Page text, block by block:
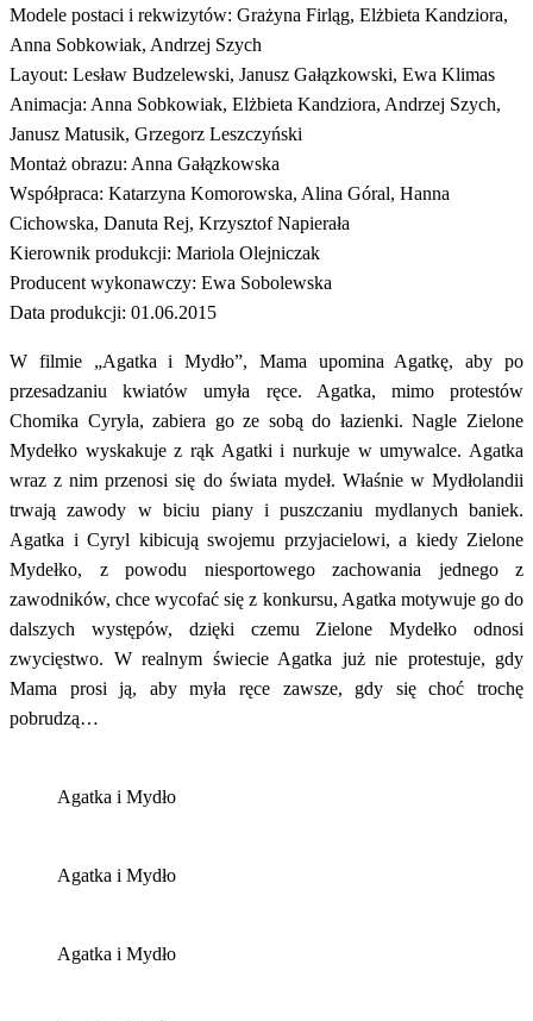
Modele postaci i rekwizytów: Grażyna Firląg, Elżbieta Kandziora,
Anna Sobkowiak, Andrzej Szych
Layout: Lesław Budzelewski, Janusz Gałązkowski, Ewa Klimas
Animacja: Anna Sobkowiak, Elżbieta Kandziora, Andrzej Szych,
Janusz Matusik, Grzegorz Leszczyński
Montaż obrazu: Anna Gałązkowska
Współpraca: Katarzyna Komorowska, Alina Góral, Hanna
Cichowska, Danuta Rej, Krzysztof Napierała
Kierownik produkcji: Mariola Olejniczak
Producent wykonawczy: Ewa Sobolewska
Data produkcji: 01.06.2015
W filmie „Agatka i Mydło”, Mama upomina Agatkę, aby po
przesadzaniu kwiatów umyła ręce. Agatka, mimo protestów
Chomika Cyryla, zabiera go ze sobą do łazienki. Nagle Zielone
Mydełko wyskakuje z rąk Agatki i nurkuje w umywalce. Agatka
wraz z nim przenosi się do świata mydeł. Właśnie w Mydłolandii
trwają zawody w biciu piany i puszczaniu mydlanych baniek.
Agatka i Cyryl kibicują swojemu przyjacielowi, a kiedy Zielone
Mydełko, z powodu niesportowego zachowania jednego z
zawodników, chce wycofać się z konkursu, Agatka motywuje go do
dalszych występów, dzięki czemu Zielone Mydełko odnosi
zwycięstwo. W realnym świecie Agatka już nie protestuje, gdy
Mama prosi ją, aby myła ręce zawsze, gdy się choć trochę
pobrudzą…
Agatka i Mydło
Agatka i Mydło
Agatka i Mydło